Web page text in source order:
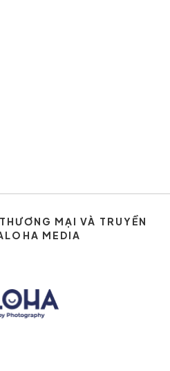
MẠI VÀ TRUYỀN
MEDIA